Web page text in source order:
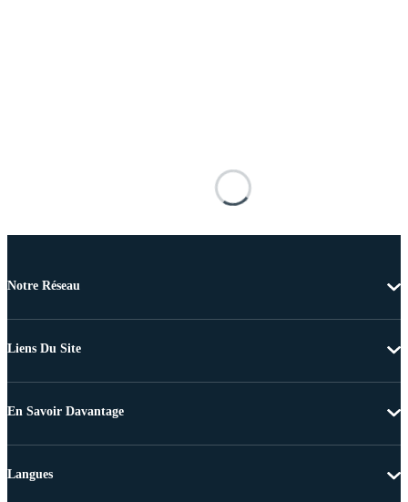
Notre Réseau
Liens Du Site
En Savoir Davantage
Langues